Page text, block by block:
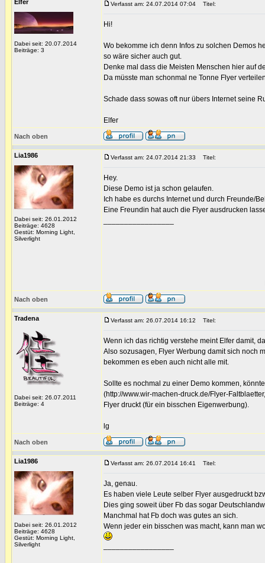
Elfer
Dabei seit: 20.07.2014
Beiträge: 3
Verfasst am: 24.07.2014 07:04 Titel:
Hi!
Wo bekomme ich denn Infos zu solchen Demos
so wäre sicher auch gut.
Denke mal dass die Meisten Menschen hier auf
Da müsste man schonmal ne Tonne Flyer
Schade dass sowas oft nur übers Internet seine
Elfer
Nach oben
Lia1986
Dabei seit: 26.01.2012
Beiträge: 4628
Gestüt: Morning Light,
Silverlight
Verfasst am: 24.07.2014 21:33 Titel:
Hey.
Diese Demo ist ja schon gelaufen.
Ich habe es durchs Internet und durch Freunde/
Eine Freundin hat auch die Flyer ausdrucken
Nach oben
Tradena
Dabei seit: 26.07.2011
Beiträge: 4
Verfasst am: 26.07.2014 16:12 Titel:
Wenn ich das richtig verstehe meint Elfer damit,
Also sozusagen, Flyer Werbung damit sich noch
bekommen es eben auch nicht alle mit.
Sollte es nochmal zu einer Demo kommen,
(http://www.wir-machen-druck.de/Flyer-
Flyer druckt (für ein bisschen Eigenwerbung).
lg
Nach oben
Lia1986
Dabei seit: 26.01.2012
Beiträge: 4628
Gestüt: Morning Light,
Silverlight
Verfasst am: 26.07.2014 16:41 Titel:
Ja, genau.
Es haben viele Leute selber Flyer ausgedruckt
Dies ging soweit über Fb das sogar
Manchmal hat Fb doch was gutes an sich.
Wenn jeder ein bisschen was macht, kann man